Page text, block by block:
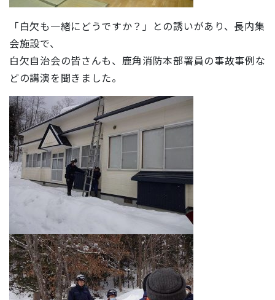
「白欠も一緒にどうですか？」との誘いがあり、長内集
会施設で、
白欠自治会の皆さんも、鹿角消防本部署員の事故事例な
どの講演を聞きました。